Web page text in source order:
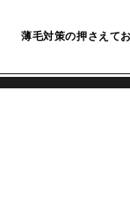
薄毛対策の押さえて